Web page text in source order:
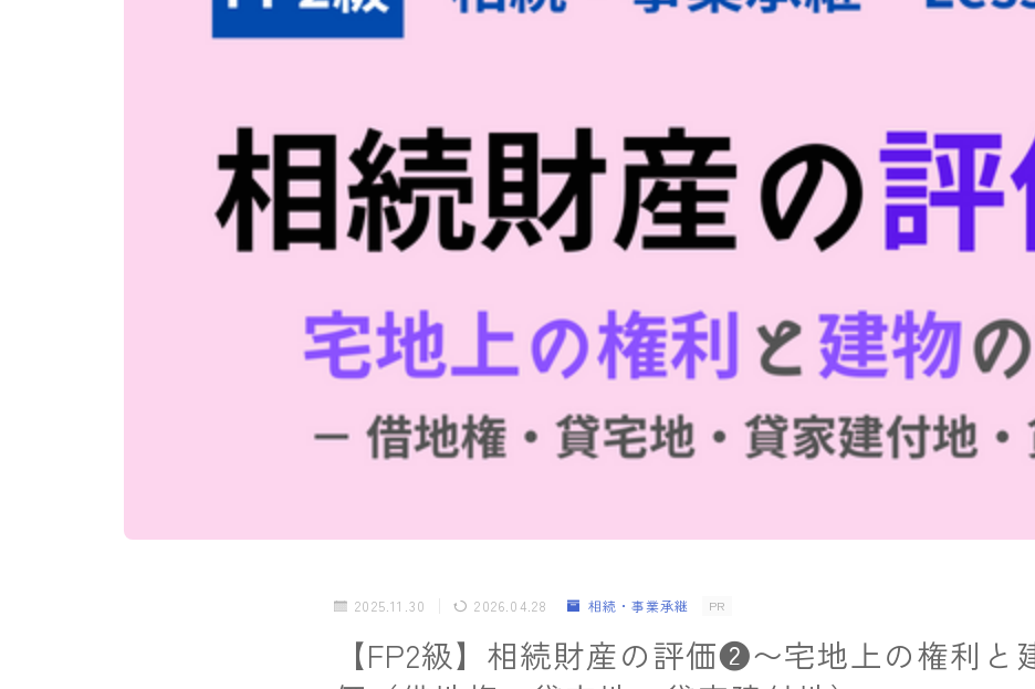
ライフプランニング
Money&Life
当サイトのご紹介/お問い合わせ
2025.11.30 2026.04.28 相続・事業承継 PR
【FP2級】相続財産の評価❷〜宅地上の権利と